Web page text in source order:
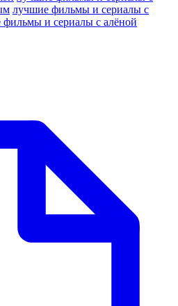
лучшие фильмы и сериалы с
и сериалы с алёной